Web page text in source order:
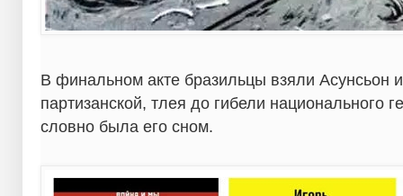
В финальном акте бразильцы взяли Асунсьон
партизанской, тлея до гибели национального
словно была его сном.